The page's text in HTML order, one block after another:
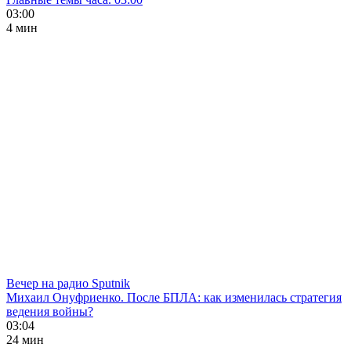
03:00
4 мин
Вечер на радио Sputnik
Михаил Онуфриенко. После БПЛА: как изменилась стратегия
ведения войны?
03:04
24 мин